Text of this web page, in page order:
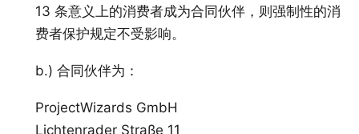
13 条意义上的消费者成为合同伙伴，则强制性的消
费者保护规定不受影响。
b.) 合同伙伴为：
ProjectWizards GmbH
Lichtenrader Straße 11